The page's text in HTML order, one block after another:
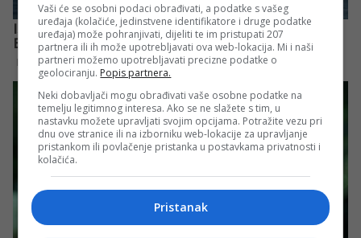
Vaši će se osobni podaci obrađivati, a podatke s vašeg
uređaja (kolačiće, jedinstvene identifikatore i druge podatke
uređaja) može pohranjivati, dijeliti te im pristupati 207
partnera ili ih može upotrebljavati ova web-lokacija. Mi i naši
partneri možemo upotrebljavati precizne podatke o
geolociranju. Popis partnera.
Neki dobavljači mogu obrađivati vaše osobne podatke na
temelju legitimnog interesa. Ako se ne slažete s tim, u
nastavku možete upravljati svojim opcijama. Potražite vezu pri
dnu ove stranice ili na izborniku web-lokacije za upravljanje
pristankom ili povlačenje pristanka u postavkama privatnosti i
kolačića.
Pristanak